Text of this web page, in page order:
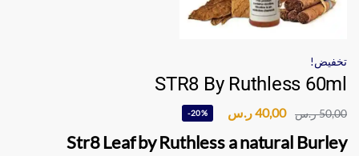
تخفيض!
STR8 By Ruthless 60ml
50,00ر.س 40,00ر.س -20%
Str8 Leaf by Ruthless a natural Burley